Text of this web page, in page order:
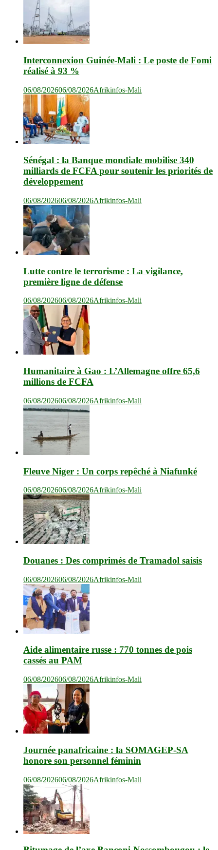
Interconnexion Guinée-Mali : Le poste de Fomi
réalisé à 93 %
06/08/202606/08/2026Afrikinfos-Mali
Sénégal : la Banque mondiale mobilise 340
milliards de FCFA pour soutenir les priorités de
développement
06/08/202606/08/2026Afrikinfos-Mali
Lutte contre le terrorisme : La vigilance,
première ligne de défense
06/08/202606/08/2026Afrikinfos-Mali
Humanitaire à Gao : L’Allemagne offre 65,6
millions de FCFA
06/08/202606/08/2026Afrikinfos-Mali
Fleuve Niger : Un corps repêché à Niafunké
06/08/202606/08/2026Afrikinfos-Mali
Douanes : Des comprimés de Tramadol saisis
06/08/202606/08/2026Afrikinfos-Mali
Aide alimentaire russe : 770 tonnes de pois
cassés au PAM
06/08/202606/08/2026Afrikinfos-Mali
Journée panafricaine : la SOMAGEP-SA
honore son personnel féminin
06/08/202606/08/2026Afrikinfos-Mali